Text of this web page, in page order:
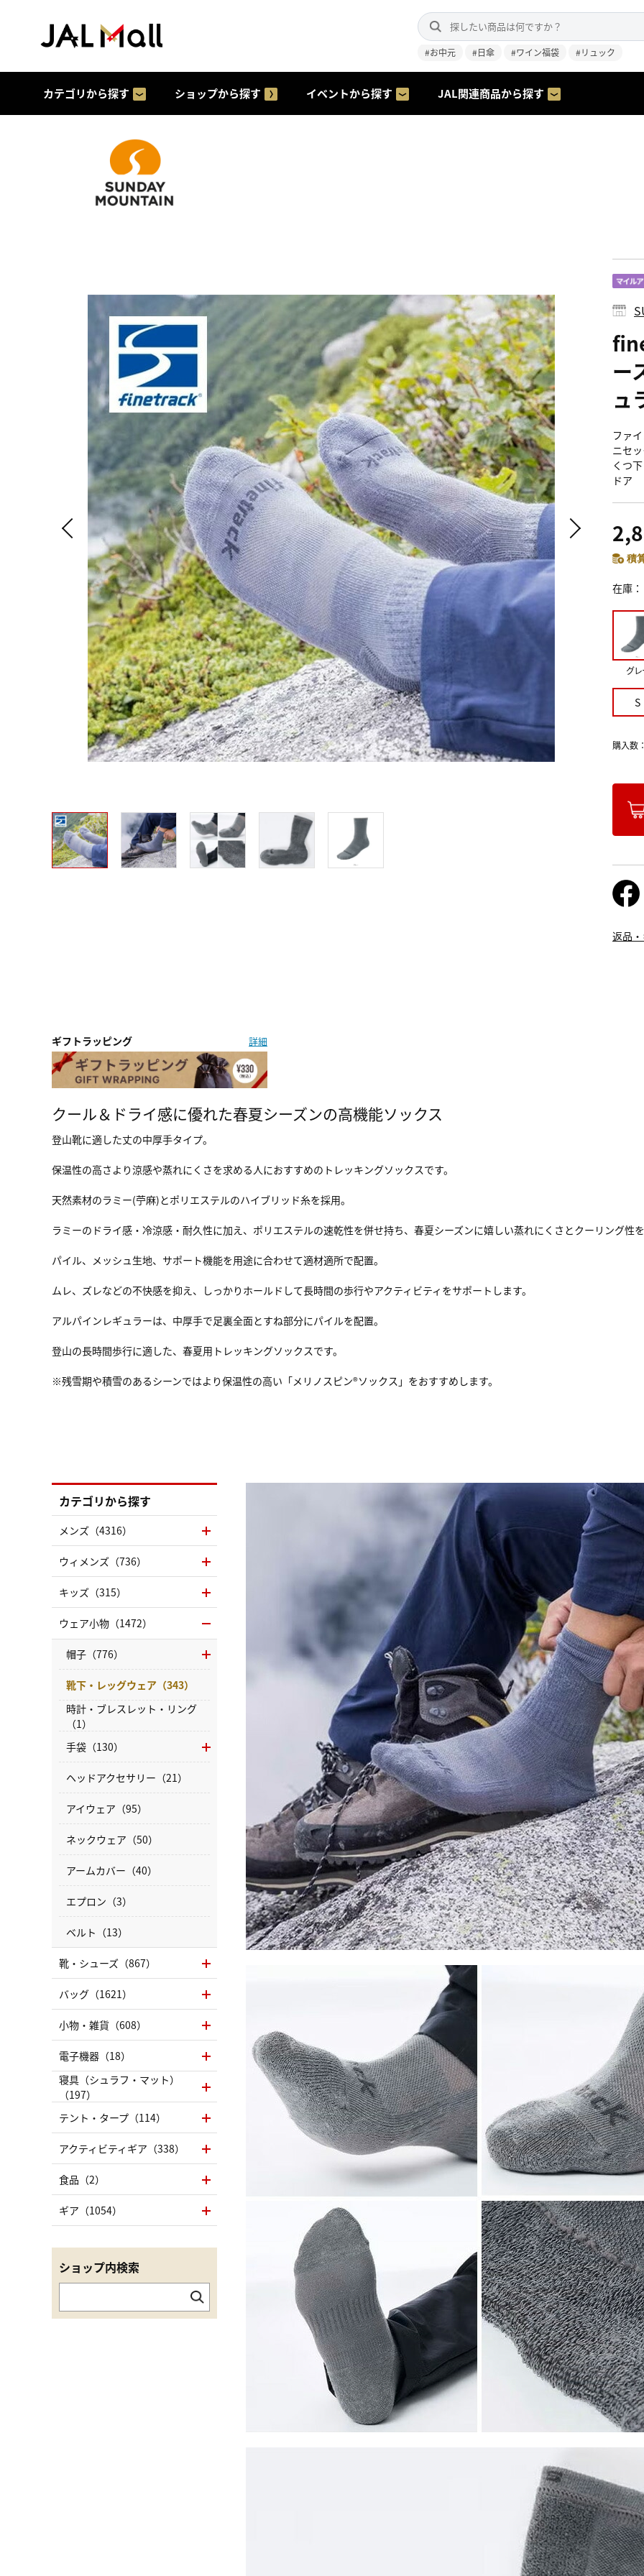
#お中元 #日傘 #ワイン福袋 #リュック
カテゴリから探す ショップから探す イベントから探す JAL関連商品から探す
ー
ュ
ファ
ニセ
くつ
ドア
積
在庫
グレ
S
購入数：
返品
ギフトラッピング 詳細
クール＆ドライ感に優れた春夏シーズンの高機能ソックス
登山靴に適した丈の中厚手タイプ。
保温性の高さより涼感や蒸れにくさを求める人におすすめのトレッキングソックスです。
天然素材のラミー(苧麻)とポリエステルのハイブリッド糸を採用。
ラミーのドライ感・冷涼感・耐久性に加え、ポリエステルの速乾性を併せ持ち、春夏シーズンに嬉しい蒸れにくさとクーリング性を
パイル、メッシュ生地、サポート機能を用途に合わせて適材適所で配置。
ムレ、ズレなどの不快感を抑え、しっかりホールドして長時間の歩行やアクティビティをサポートします。
アルパインレギュラーは、中厚手で足裏全面とすね部分にパイルを配置。
登山の長時間歩行に適した、春夏用トレッキングソックスです。
※残雪期や積雪のあるシーンではより保温性の高い「メリノスピン®ソックス」をおすすめします。
カテゴリから探す
メンズ（4316）
ウィメンズ（736）
キッズ（315）
ウェア小物（1472）
帽子（776）
靴下・レッグウェア（343）
時計・ブレスレット・リング
（1）
手袋（130）
ヘッドアクセサリー（21）
アイウェア（95）
ネックウェア（50）
アームカバー（40）
エプロン（3）
ベルト（13）
靴・シューズ（867）
バッグ（1621）
小物・雑貨（608）
電子機器（18）
寝具（シュラフ・マット）
（197）
テント・タープ（114）
アクティビティギア（338）
食品（2）
ギア（1054）
ショップ内検索